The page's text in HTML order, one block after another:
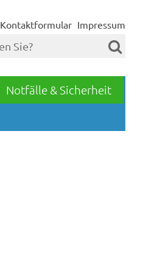
Kontaktformular Impressum
Notfälle & Sicherheit